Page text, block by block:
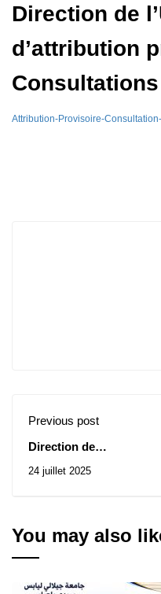
Direction de
d’attribution
Consultations
Attribution-Provisoire-
Previous post
Direction de
d’Infructuosité de la
24 juillet 2025
You may also